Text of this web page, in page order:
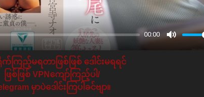
00:00
ြည့်မရတာဖြစ်ဖြစ် ဒေါင်းမရရင်
ဖြစ်ဖြစ် VPNကျော်ကြည့်ပါ/
မှာပဲဒေါင်းကြပါခင်ဗျာ။